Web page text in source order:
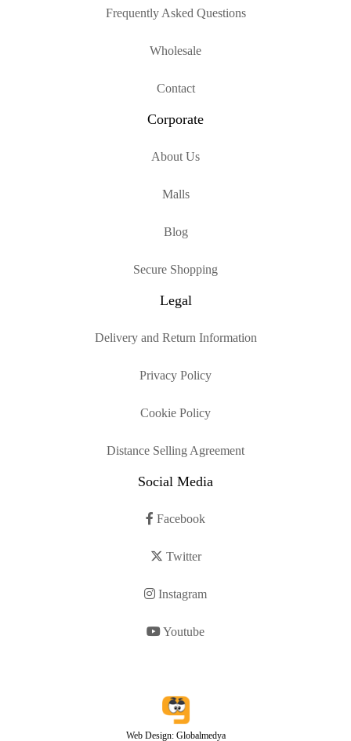
Frequently Asked Questions
Wholesale
Contact
Corporate
About Us
Malls
Blog
Secure Shopping
Legal
Delivery and Return Information
Privacy Policy
Cookie Policy
Distance Selling Agreement
Social Media
Facebook
Twitter
Instagram
Youtube
Web Design: Globalmedya